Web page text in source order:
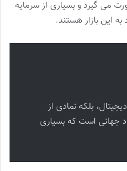
می گیرد و بسیاری از سرمایه
این بازار هستند.
بلکه نمادی از
جهانی است که بسیاری